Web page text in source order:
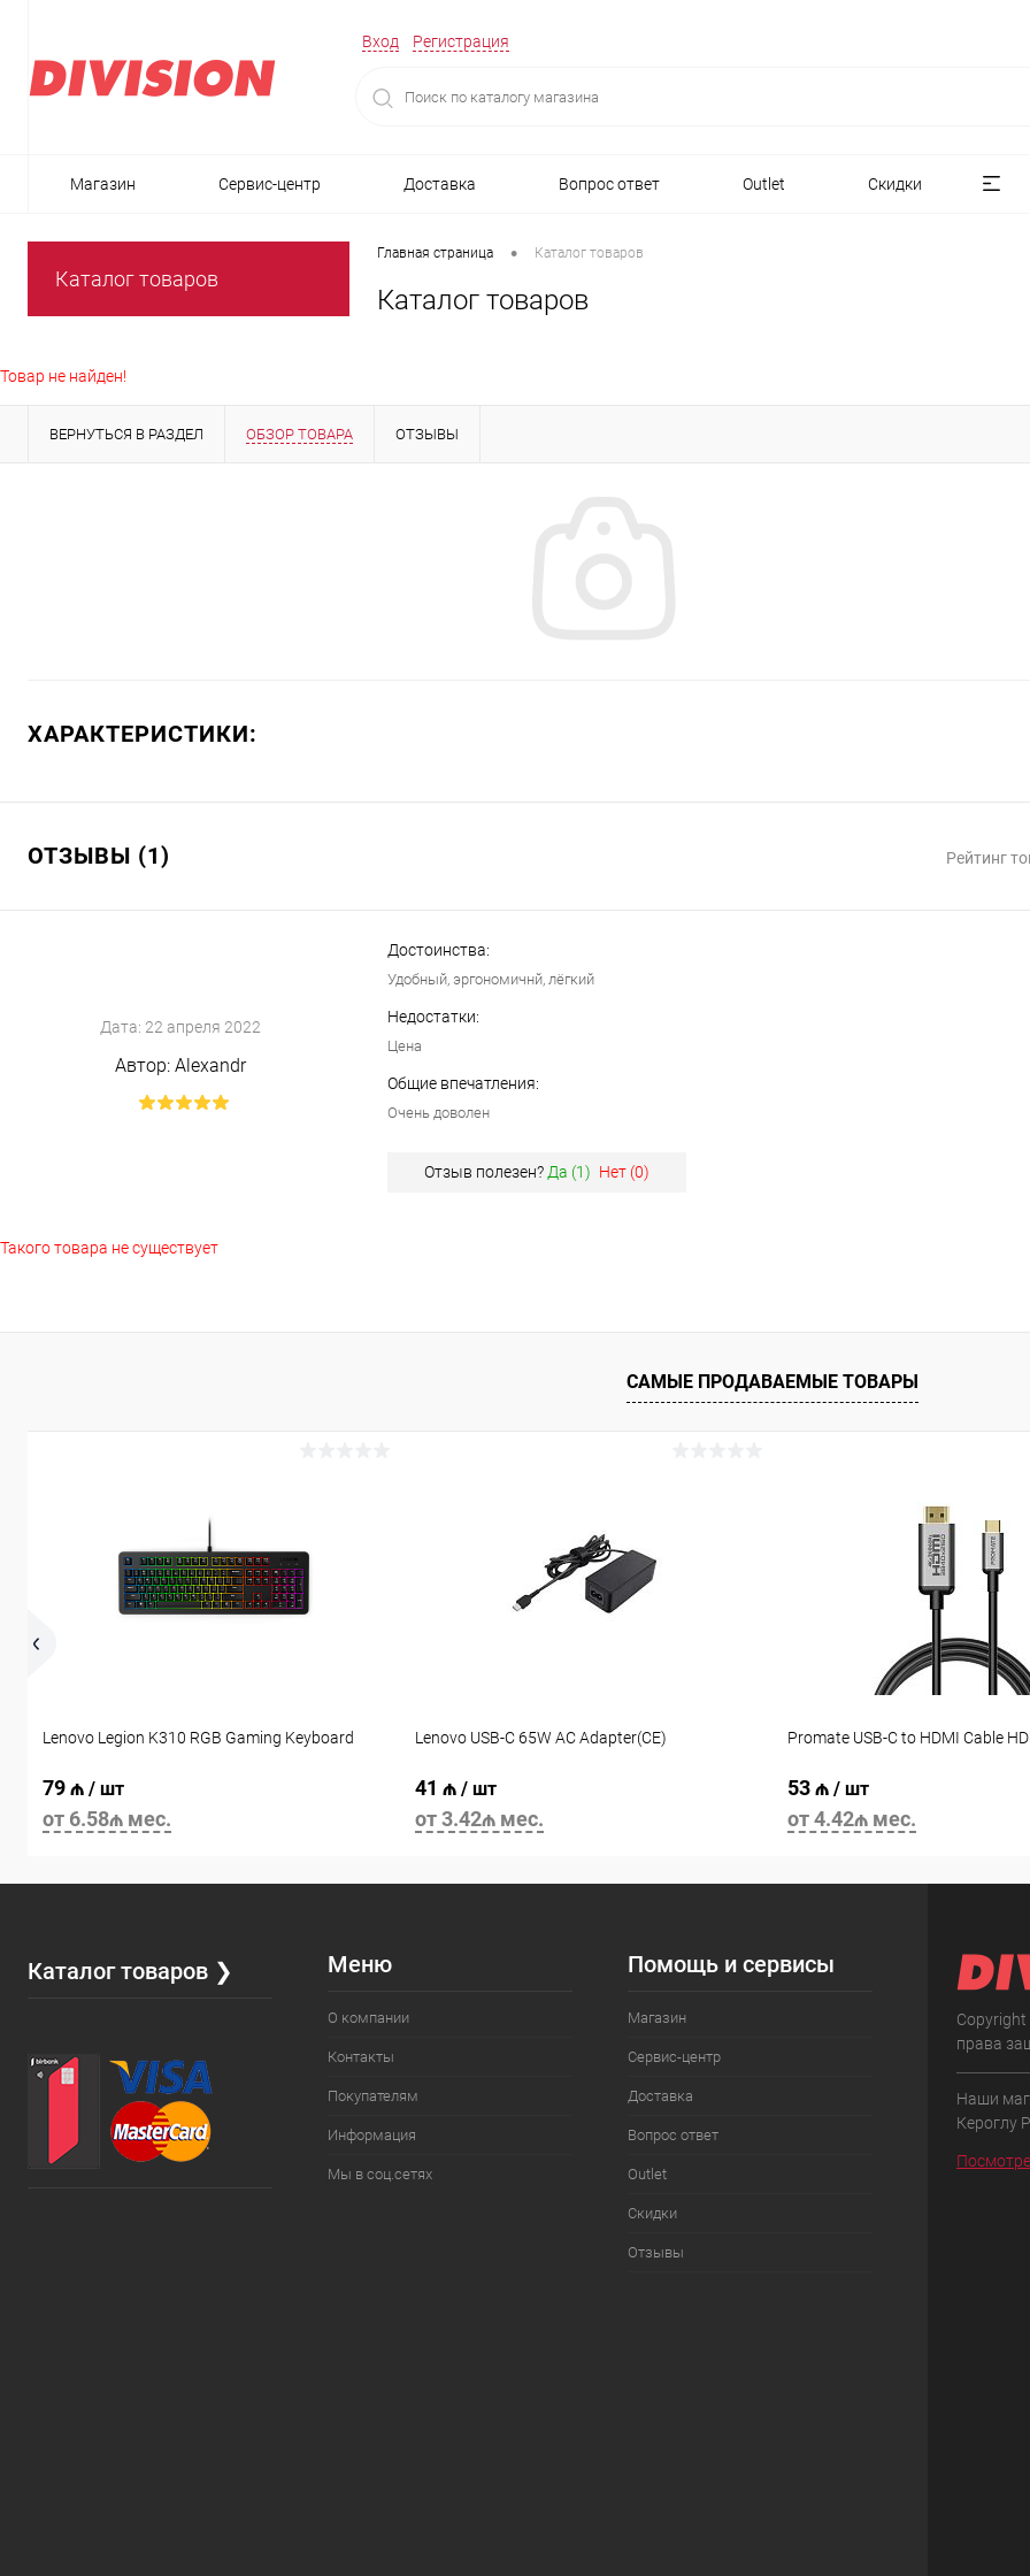
Вход Регистрация
Магазин Сервис-центр Доставка Вопрос ответ Outlet Скидки
Каталог товаров
Главная страница • Каталог товаров
Каталог товаров
Товар не найден!
ВЕРНУТЬСЯ В РАЗДЕЛ ОБЗОР ТОВАРА ОТЗЫВЫ
ХАРАКТЕРИСТИКИ:
ОТЗЫВЫ (1) Рейтинг
Дата: 22 апреля 2022
Автор:Alexandr
Достоинства:
Удобный, эргономичнй, лёгкий
Недостатки:
Цена
Общие впечатления:
Очень доволен
Отзыв полезен? Да (1) Нет (0)
Такого товара не существует
САМЫЕ ПРОДАВАЕМЫЕ ТОВАРЫ
Lenovo Legion K310 RGB Gaming Keyboard
79 ₼ / шт
от 6.58₼ мес.
Lenovo USB-C 65W AC Adapter(CE)
41 ₼ / шт
от 3.42₼ мес.
Promate USB-C to HDMI Cable
53 ₼ / шт
от 4.42₼ мес.
Каталог товаров ❯ Меню
О компании
Контакты
Покупателям
Информация
Мы в соц.сетях
Помощь и сервисы
Магазин
Сервис-центр
Доставка
Вопрос ответ
Outlet
Скидки
Отзывы
права
Наши
Кероглу